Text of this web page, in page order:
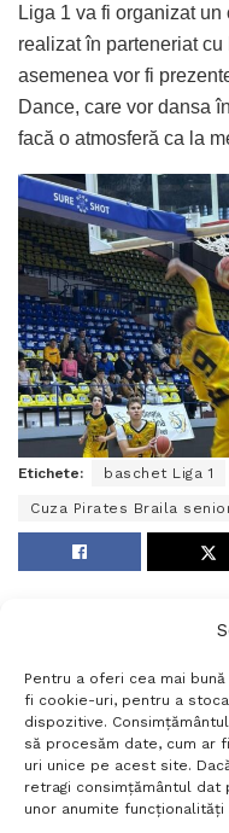
Pentru a oferi cea mai
fi cookie-uri, pentru a
dispozitive.
să procesăm date, cum ar
uri unice pe acest site.
retragi consimțământul dat
unor anumite funcționalități
Liga 1 va fi organizat
realizat în parteneriat
asemenea vor fi
Dance, care vor dansa
facă o atmosferă ca la
Etichete: baschet Liga 1
Cuza Pirates Braila
Termeni si conditii
Politica cookies